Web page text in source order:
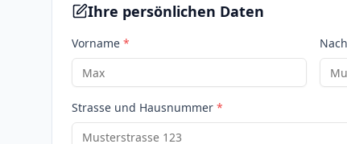
Ihre persönlichen Daten
Vorname *
Strasse und Hausnummer *